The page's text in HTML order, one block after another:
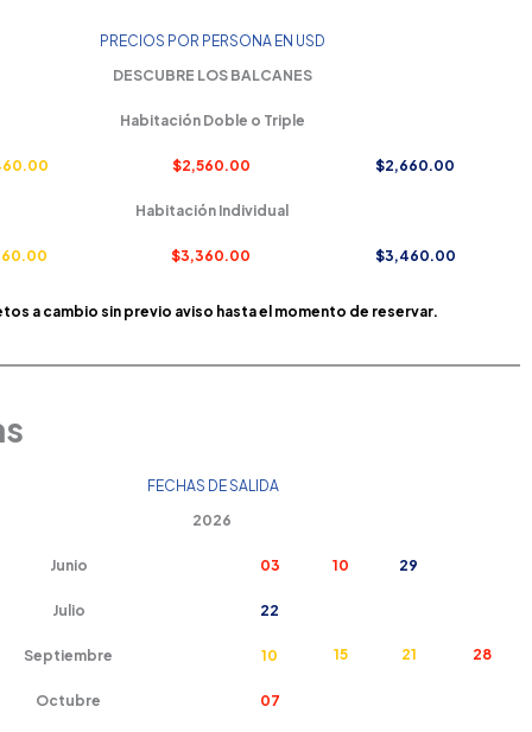
PRECIOS POR PERSONA EN USD
DESCUBRE LOS BALCANES
Habitación Doble o Triple
$2,560.00 $2,660.00
Habitación Individual
$3,360.00 $3,460.00
a cambio sin previo aviso hasta el momento de reservar.
FECHAS DE SALIDA
2026
Junio 03 10 29
Julio 22
Septiembre 10 15 21 28
Octubre 07